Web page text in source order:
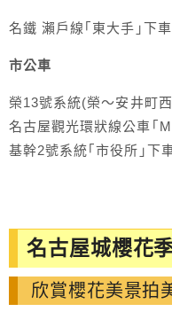
名鐵 瀨戶線｢東大手｣下
市公車
榮13號系統(榮～安井町
名古屋觀光環狀線公車｢
基幹2號系統｢市役所｣下
名古屋城櫻花
欣賞櫻花美景拍